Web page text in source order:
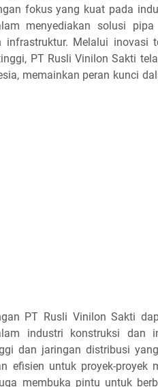
fokus yang kuat pada
menyediakan solusi
infrastruktur. Melalui inovasi
PT Rusli Vinilon Sakti
memainkan peran kunci
PT Rusli Vinilon Sakti
industri konstruksi dan
dan jaringan distribusi
efisien untuk proyek-proyek
membuka pintu untuk